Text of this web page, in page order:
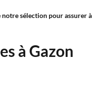
sélection pour assurer à
à Gazon